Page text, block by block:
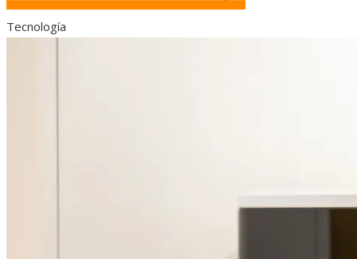
Tecnología